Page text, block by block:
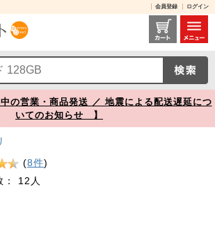
会員登録 ログイン
3200 PC4-25600 SO-DIMM Transcend 増設メモリ【メモリダイレクト】
の営業・商品発送 ／ 地震による配送遅延につ
いてのお知らせ 】
(8件)
12人